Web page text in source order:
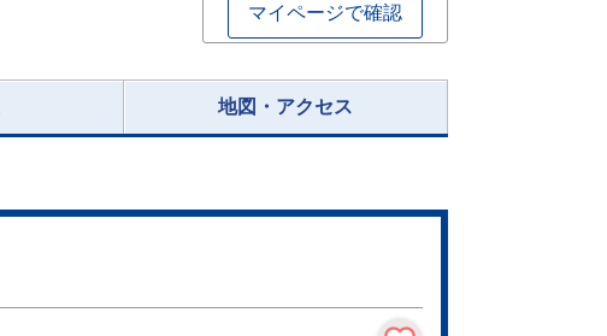
マイページで確認
地図・アクセス